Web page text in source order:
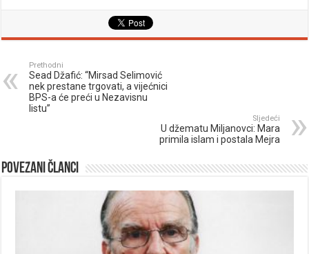
Prethodni
Sead Džafić: “Mirsad Selimović
nek prestane trgovati, a vijećnici
BPS-a će preći u Nezavisnu
listu”
Sljedeći
U džematu Miljanovci: Mara
primila islam i postala Mejra
Povezani članci